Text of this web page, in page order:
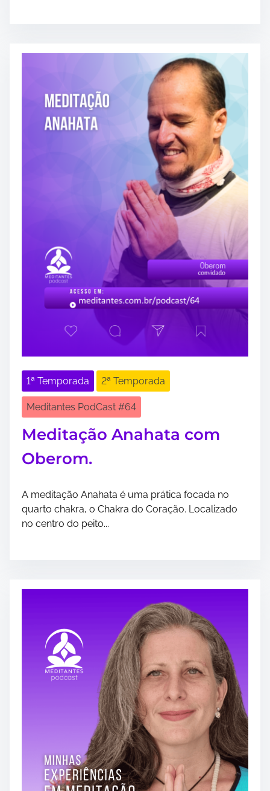
1ª Temporada 2ª Temporada
Meditantes PodCast #64
Meditação Anahata com
Oberom.
A meditação Anahata é uma prática focada no
quarto chakra, o Chakra do Coração. Localizado
no centro do peito...